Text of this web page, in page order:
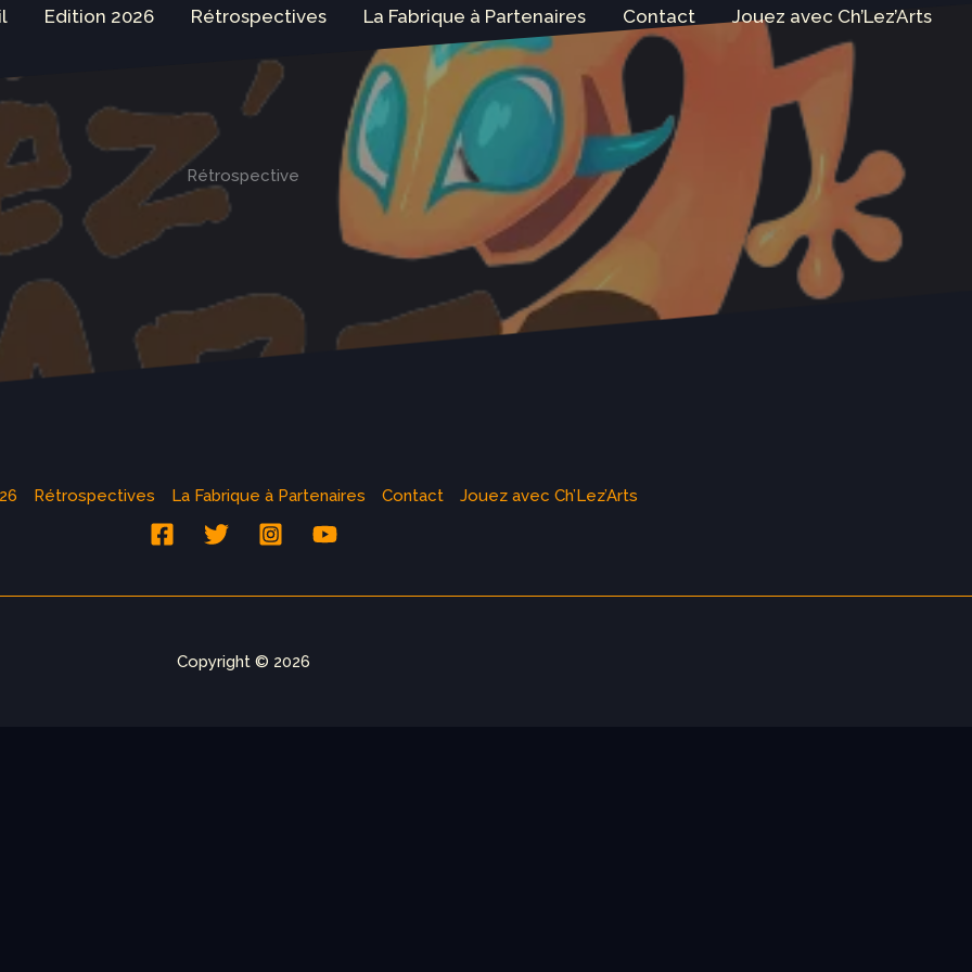
Edition 2026 Rétrospectives La Fabrique à Partenaires Contact Jouez avec Ch’Lez’Arts
Rétrospective
Rétrospectives La Fabrique à Partenaires Contact Jouez avec Ch’Lez’Arts
Copyright © 2026